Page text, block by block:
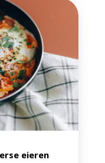
eieren